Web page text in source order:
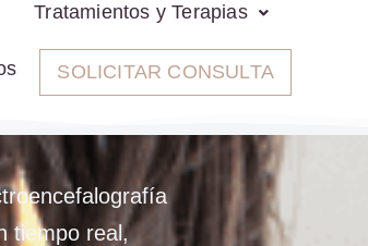
Tratamientos y Terapias
SOLICITAR CONSULTA
tiempo real,